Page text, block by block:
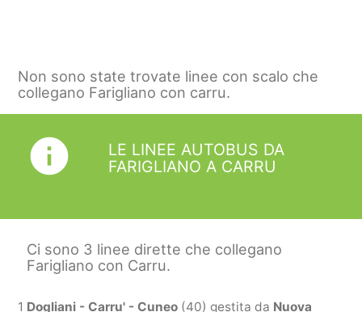
Non sono state trovate linee con scalo che
collegano Farigliano con carru.
info
LE LINEE AUTOBUS DA
FARIGLIANO A CARRU
Ci sono 3 linee dirette che collegano
Farigliano con Carru.
1 Dogliani - Carru' - Cuneo (40) gestita da Nuova